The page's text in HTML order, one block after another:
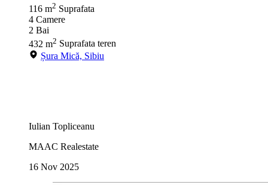
116 m2 Suprafata
4 Camere
2 Bai
432 m2 Suprafata teren
Șura Mică, Sibiu
Iulian Topliceanu
MAAC Realestate
16 Nov 2025